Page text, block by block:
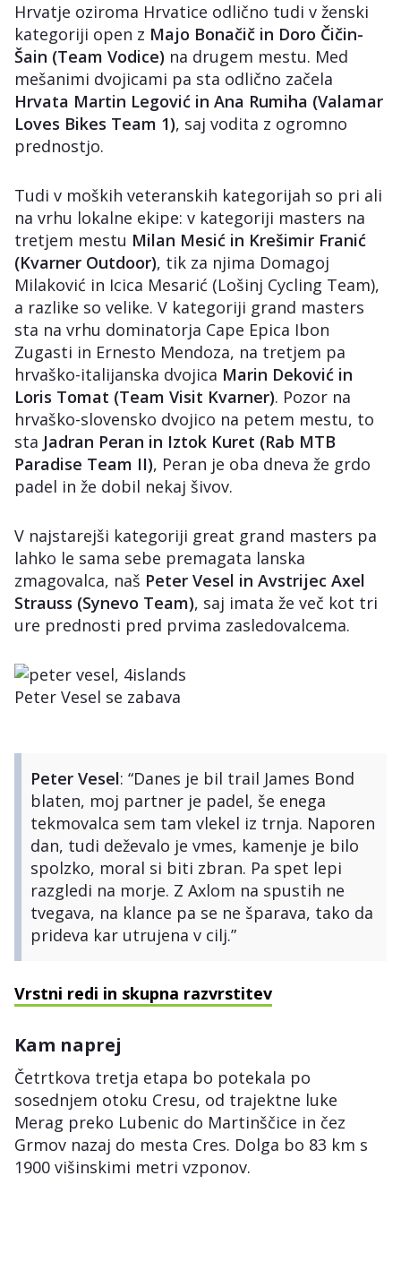
Hrvatje oziroma Hrvatice odlično tudi v ženski
kategoriji open z Majo Bonačič in Doro Čičin-
Šain (Team Vodice) na drugem mestu. Med
mešanimi dvojicami pa sta odlično začela
Hrvata Martin Legović in Ana Rumiha (Valamar
Loves Bikes Team 1), saj vodita z ogromno
prednostjo.
Tudi v moških veteranskih kategorijah so pri ali
na vrhu lokalne ekipe: v kategoriji masters na
tretjem mestu Milan Mesić in Krešimir Franić
(Kvarner Outdoor), tik za njima Domagoj
Milaković in Icica Mesarić (Lošinj Cycling Team),
a razlike so velike. V kategoriji grand masters
sta na vrhu dominatorja Cape Epica Ibon
Zugasti in Ernesto Mendoza, na tretjem pa
hrvaško-italijanska dvojica Marin Deković in
Loris Tomat (Team Visit Kvarner). Pozor na
hrvaško-slovensko dvojico na petem mestu, to
sta Jadran Peran in Iztok Kuret (Rab MTB
Paradise Team II), Peran je oba dneva že grdo
padel in že dobil nekaj šivov.
V najstarejši kategoriji great grand masters pa
lahko le sama sebe premagata lanska
zmagovalca, naš Peter Vesel in Avstrijec Axel
Strauss (Synevo Team), saj imata že več kot tri
ure prednosti pred prvima zasledovalcema.
Peter Vesel se zabava
Peter Vesel: “Danes je bil trail James Bond
blaten, moj partner je padel, še enega
tekmovalca sem tam vlekel iz trnja. Naporen
dan, tudi deževalo je vmes, kamenje je bilo
spolzko, moral si biti zbran. Pa spet lepi
razgledi na morje. Z Axlom na spustih ne
tvegava, na klance pa se ne šparava, tako da
prideva kar utrujena v cilj.”
Vrstni redi in skupna razvrstitev
Kam naprej
Četrtkova tretja etapa bo potekala po
sosednjem otoku Cresu, od trajektne luke
Merag preko Lubenic do Martinščice in čez
Grmov nazaj do mesta Cres. Dolga bo 83 km s
1900 višinskimi metri vzponov.